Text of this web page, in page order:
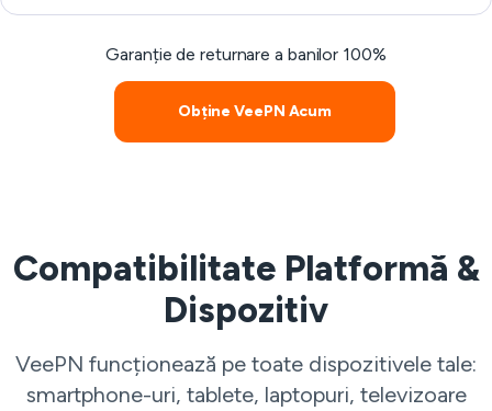
Garanție de returnare a banilor 100%
Obține VeePN Acum
Compatibilitate Platformă &
Dispozitiv
VeePN funcționează pe toate dispozitivele tale:
smartphone-uri, tablete, laptopuri, televizoare